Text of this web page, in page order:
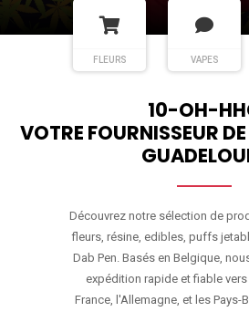
FLEURS VAPES
10-OH-
VOTRE FOURNISSEUR
Découvrez notre sélection de
fleurs, résine, edibles, puffs
Dab Pen. Basés en Belgique,
expédition rapide et fiable
France, l'Allemagne, et les Pays-